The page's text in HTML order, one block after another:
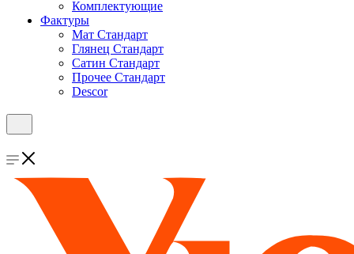
Комплектующие
Фактуры
Мат Стандарт
Глянец Стандарт
Сатин Стандарт
Прочее Стандарт
Descor